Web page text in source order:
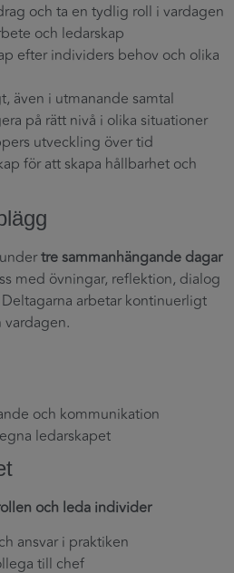
och ta en tydlig roll i vardagen
och ledarskap
efter individers behov och olika
även i utmanande samtal
på rätt nivå i olika situationer
utveckling över tid
för att skapa hållbarhet och
tre sammanhängande dagar
med övningar, reflektion, dialog
arbetar kontinuerligt
och kommunikation
ledarskapet
och leda individer
ansvar i praktiken
till chef